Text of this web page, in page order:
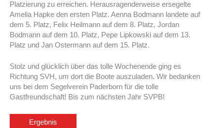
Platzierung zu erreichen. Herausragenderweise ersegelte
Amelia Hapke den ersten Platz. Aenna Bodmann landete auf
dem 5. Platz, Felix Heilmann auf dem 8. Platz, Jordan
Bodmann auf dem 10. Platz, Pepe Lipkowski auf dem 13.
Platz und Jan Ostermann auf dem 15. Platz.
Stolz und glücklich über das tolle Wochenende ging es
Richtung SVH, um dort die Boote auszuladen. Wir bedanken
uns bei dem Segelverein Paderborn für die tolle
Gastfreundschaft! Bis zum nächsten Jahr SVPB!
Ergebnis